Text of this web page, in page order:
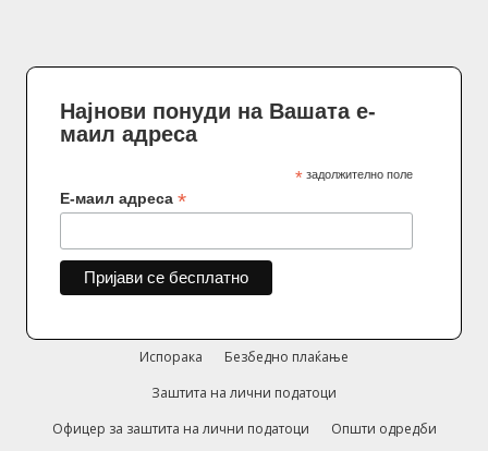
Најнови понуди на Вашата е-
маил адреса
* задолжително поле
Е-маил адреса *
Испорака
Безбедно плаќање
Заштита на лични податоци
Офицер за заштита на лични податоци
Општи одредби